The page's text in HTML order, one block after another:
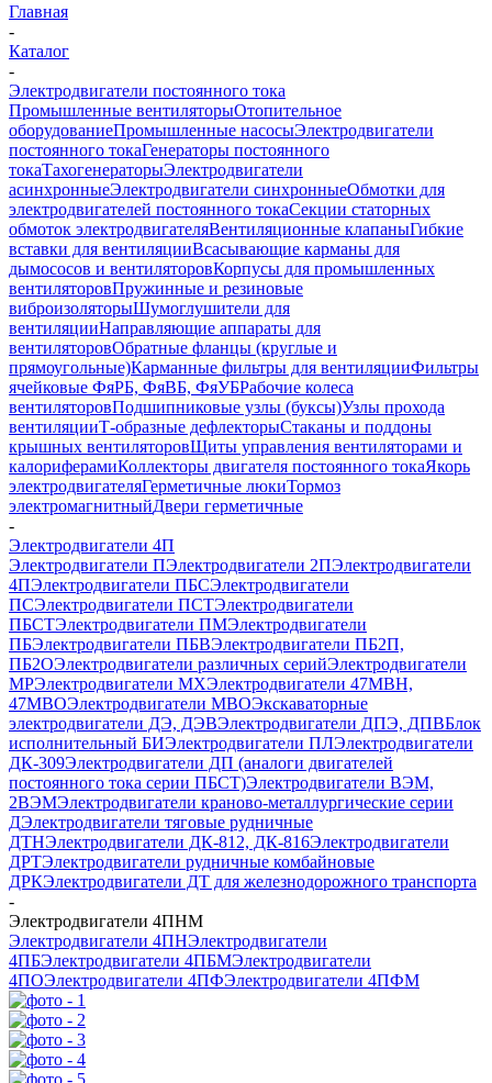
Главная
-
Каталог
-
Электродвигатели постоянного тока
Промышленные вентиляторыОтопительное
оборудованиеПромышленные насосыЭлектродвигатели
постоянного токаГенераторы постоянного
токаТахогенераторыЭлектродвигатели
асинхронныеЭлектродвигатели синхронныеОбмотки для
электродвигателей постоянного токаСекции статорных
обмоток электродвигателяВентиляционные клапаныГибкие
вставки для вентиляцииВсасывающие карманы для
дымососов и вентиляторовКорпусы для промышленных
вентиляторовПружинные и резиновые
виброизоляторыШумоглушители для
вентиляцииНаправляющие аппараты для
вентиляторовОбратные фланцы (круглые и
прямоугольные)Карманные фильтры для вентиляцииФильтры
ячейковые ФяРБ, ФяВБ, ФяУБРабочие колеса
вентиляторовПодшипниковые узлы (буксы)Узлы прохода
вентиляцииТ-образные дефлекторыСтаканы и поддоны
крышных вентиляторовЩиты управления вентиляторами и
калориферамиКоллекторы двигателя постоянного токаЯкорь
электродвигателяГерметичные люкиТормоз
электромагнитныйДвери герметичные
-
Электродвигатели 4П
Электродвигатели ПЭлектродвигатели 2ПЭлектродвигатели
4ПЭлектродвигатели ПБСЭлектродвигатели
ПСЭлектродвигатели ПСТЭлектродвигатели
ПБСТЭлектродвигатели ПМЭлектродвигатели
ПБЭлектродвигатели ПБВЭлектродвигатели ПБ2П,
ПБ2ОЭлектродвигатели различных серийЭлектродвигатели
МРЭлектродвигатели MXЭлектродвигатели 47MBH,
47МВОЭлектродвигатели MBOЭкскаваторные
электродвигатели ДЭ, ДЭВЭлектродвигатели ДПЭ, ДПВБлок
исполнительный БИЭлектродвигатели ПЛЭлектродвигатели
ДК-309Электродвигатели ДП (аналоги двигателей
постоянного тока серии ПБСТ)Электродвигатели ВЭМ,
2ВЭМЭлектродвигатели краново-металлургические серии
ДЭлектродвигатели тяговые рудничные
ДТНЭлектродвигатели ДК-812, ДК-816Электродвигатели
ДРТЭлектродвигатели рудничные комбайновые
ДРКЭлектродвигатели ДТ для железнодорожного транспорта
-
Электродвигатели 4ПНМ
Электродвигатели 4ПНЭлектродвигатели
4ПБЭлектродвигатели 4ПБМЭлектродвигатели
4ПОЭлектродвигатели 4ПФЭлектродвигатели 4ПФМ